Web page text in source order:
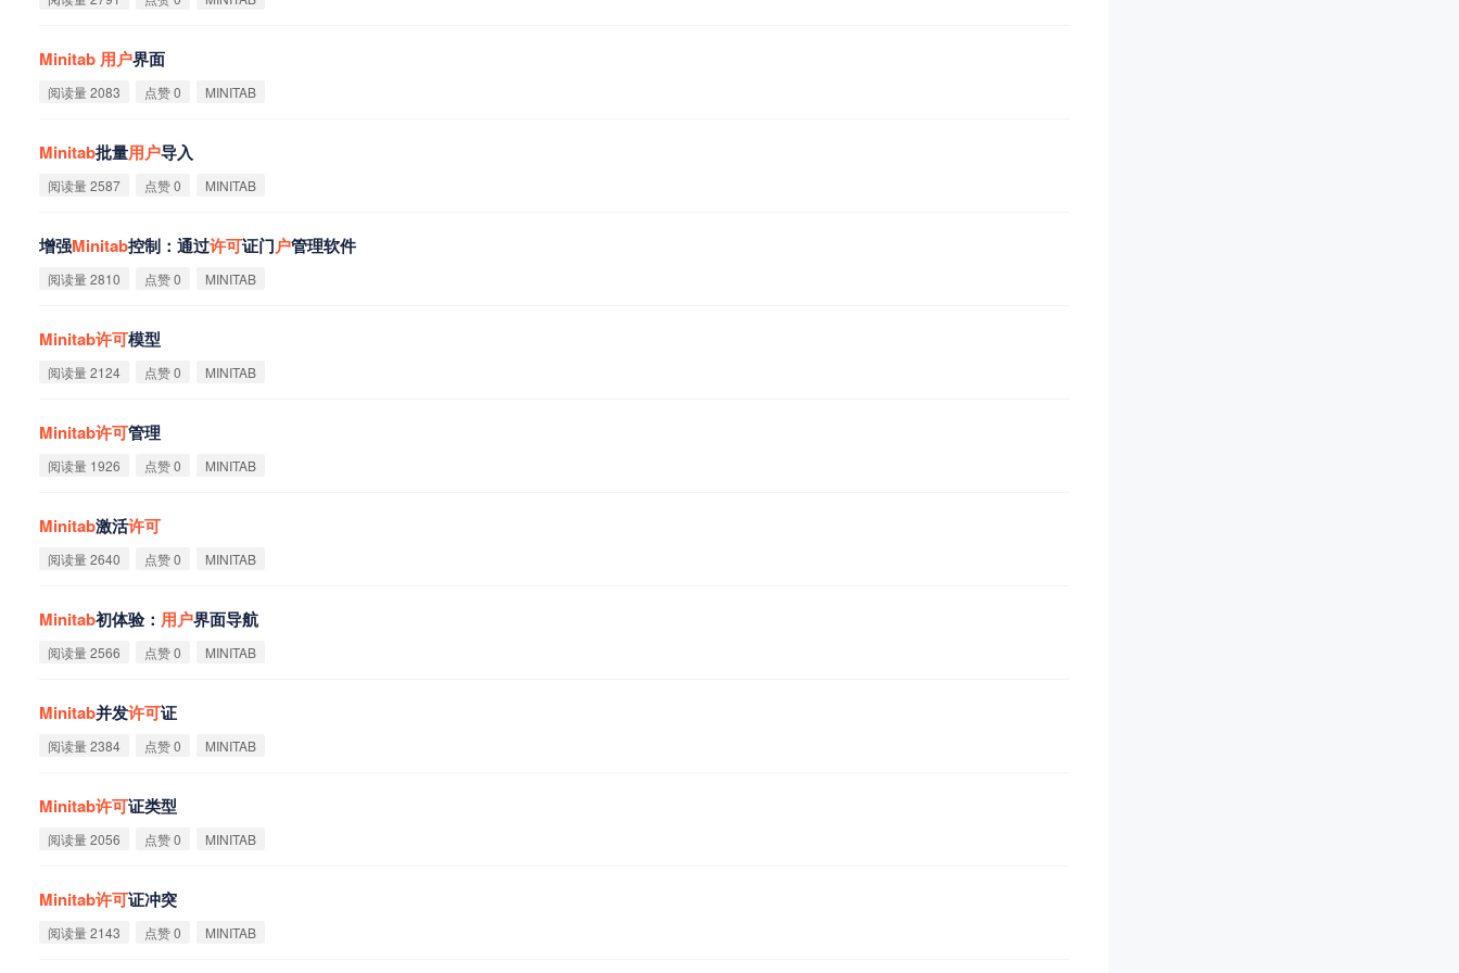
Minitab 用户界面
阅读量 2083 点赞 0 MINITAB
Minitab批量用户导入
阅读量 2587 点赞 0 MINITAB
增强Minitab控制：通过许可证门户管理软件
阅读量 2810 点赞 0 MINITAB
Minitab许可模型
阅读量 2124 点赞 0 MINITAB
Minitab许可管理
阅读量 1926 点赞 0 MINITAB
Minitab激活许可
阅读量 2640 点赞 0 MINITAB
Minitab初体验： 用户界面导航
阅读量 2566 点赞 0 MINITAB
Minitab并发许可证
阅读量 2384 点赞 0 MINITAB
Minitab许可证类型
阅读量 2056 点赞 0 MINITAB
Minitab许可证冲突
阅读量 2143 点赞 0 MINITAB